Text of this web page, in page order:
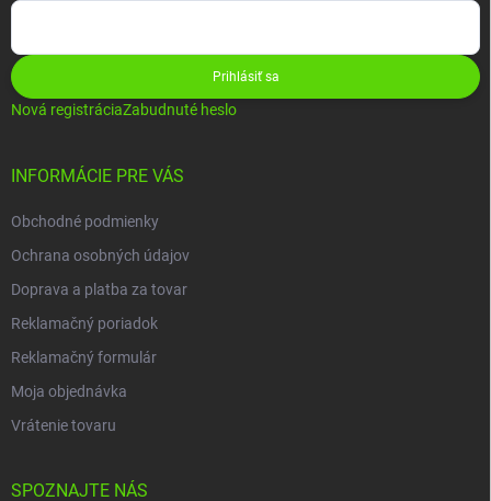
Prihlásiť sa
Nová registráciaZabudnuté heslo
INFORMÁCIE PRE VÁS
Obchodné podmienky
Ochrana osobných údajov
Doprava a platba za tovar
Reklamačný poriadok
Reklamačný formulár
Moja objednávka
Vrátenie tovaru
SPOZNAJTE NÁS